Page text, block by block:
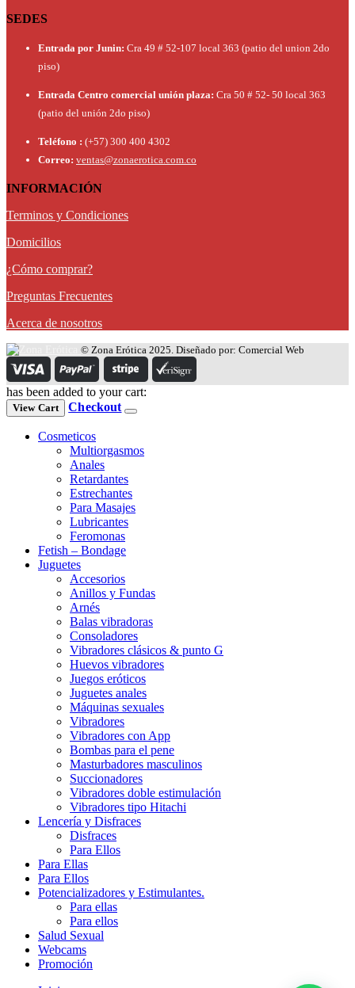
SEDES
Entrada por Junin: Cra 49 # 52-107 local 363 (patio del union 2do
piso)
Entrada Centro comercial unión plaza: Cra 50 # 52- 50 local 363
(patio del unión 2do piso)
Teléfono : (+57) 300 400 4302
Correo: ventas@zonaerotica.com.co
INFORMACIÓN
Terminos y Condiciones
Domicilios
¿Cómo comprar?
Preguntas Frecuentes
Acerca de nosotros
© Zona Erótica 2025. Diseñado por: Comercial Web
has been added to your cart:
View Cart Checkout
Cosmeticos
Multiorgasmos
Anales
Retardantes
Estrechantes
Para Masajes
Lubricantes
Feromonas
Fetish – Bondage
Juguetes
Accesorios
Anillos y Fundas
Arnés
Balas vibradoras
Consoladores
Vibradores clásicos & punto G
Huevos vibradores
Juegos eróticos
Juguetes anales
Máquinas sexuales
Vibradores
Vibradores con App
Bombas para el pene
Masturbadores masculinos
Succionadores
Vibradores doble estimulación
Vibradores tipo Hitachi
Lencería y Disfraces
Disfraces
Para Ellos
Para Ellas
Para Ellos
Potencializadores y Estimulantes.
Para ellas
Para ellos
Salud Sexual
Webcams
Promoción